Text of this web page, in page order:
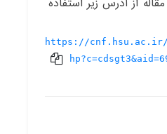
از آدرس زیر استفاده
https://cnf.hsu.ac.ir/